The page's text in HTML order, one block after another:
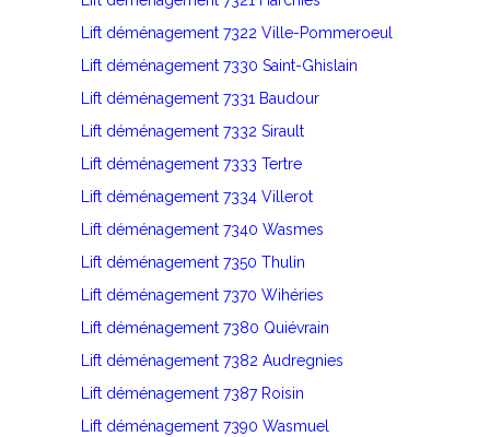
Lift déménagement 7322 Ville-Pommeroeul
Lift déménagement 7330 Saint-Ghislain
Lift déménagement 7331 Baudour
Lift déménagement 7332 Sirault
Lift déménagement 7333 Tertre
Lift déménagement 7334 Villerot
Lift déménagement 7340 Wasmes
Lift déménagement 7350 Thulin
Lift déménagement 7370 Wihéries
Lift déménagement 7380 Quiévrain
Lift déménagement 7382 Audregnies
Lift déménagement 7387 Roisin
Lift déménagement 7390 Wasmuel